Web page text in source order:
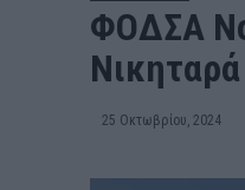
ΦΟΔΣΑ
25 Οκτωβρίου, 2024